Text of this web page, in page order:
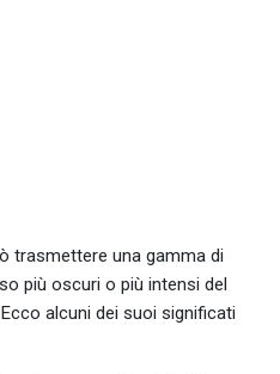
trasmettere una gamma di
più oscuri o più intensi del
alcuni dei suoi significati